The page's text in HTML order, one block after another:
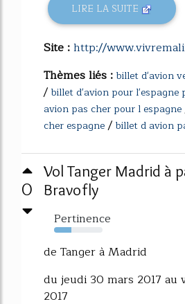
LIRE LA SUITE
Site :http://
Thèmes liés : billet d'avion
/ billet d'avion pour l'espagne
avion pas cher pour l espagne
cher espagne/ billet d avion
0
Vol Tanger Madrid à
Bravofly
Pertinence
36%
de Tanger à Madrid
du jeudi 30 mars 2017 au
2017